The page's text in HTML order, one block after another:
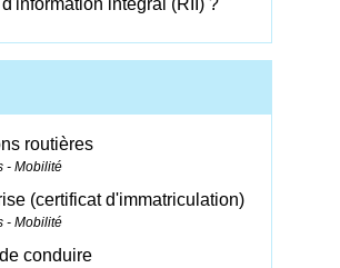
routières
- Mobilité
(certificat d'immatriculation)
- Mobilité
conduire